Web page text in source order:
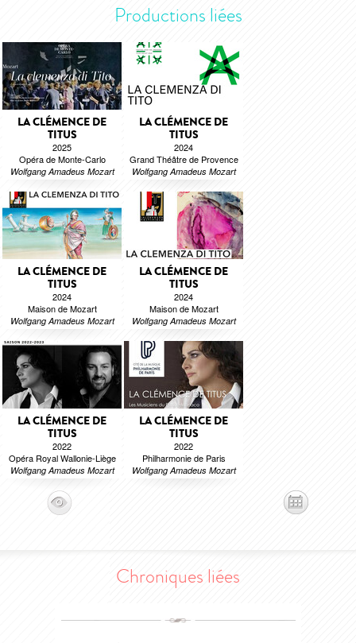
Productions liées
LA CLÉMENCE DE
TITUS
2025
Opéra de Monte-Carlo
Wolfgang Amadeus Mozart
LA CLÉMENCE DE
TITUS
2024
Grand Théâtre de Provence
Wolfgang Amadeus Mozart
LA CLÉMENCE DE
TITUS
2024
Maison de Mozart
Wolfgang Amadeus Mozart
LA CLÉMENCE DE
TITUS
2024
Maison de Mozart
Wolfgang Amadeus Mozart
LA CLÉMENCE DE
TITUS
2022
Opéra Royal Wallonie-Liège
Wolfgang Amadeus Mozart
LA CLÉMENCE DE
TITUS
2022
Philharmonie de Paris
Wolfgang Amadeus Mozart
Chroniques liées